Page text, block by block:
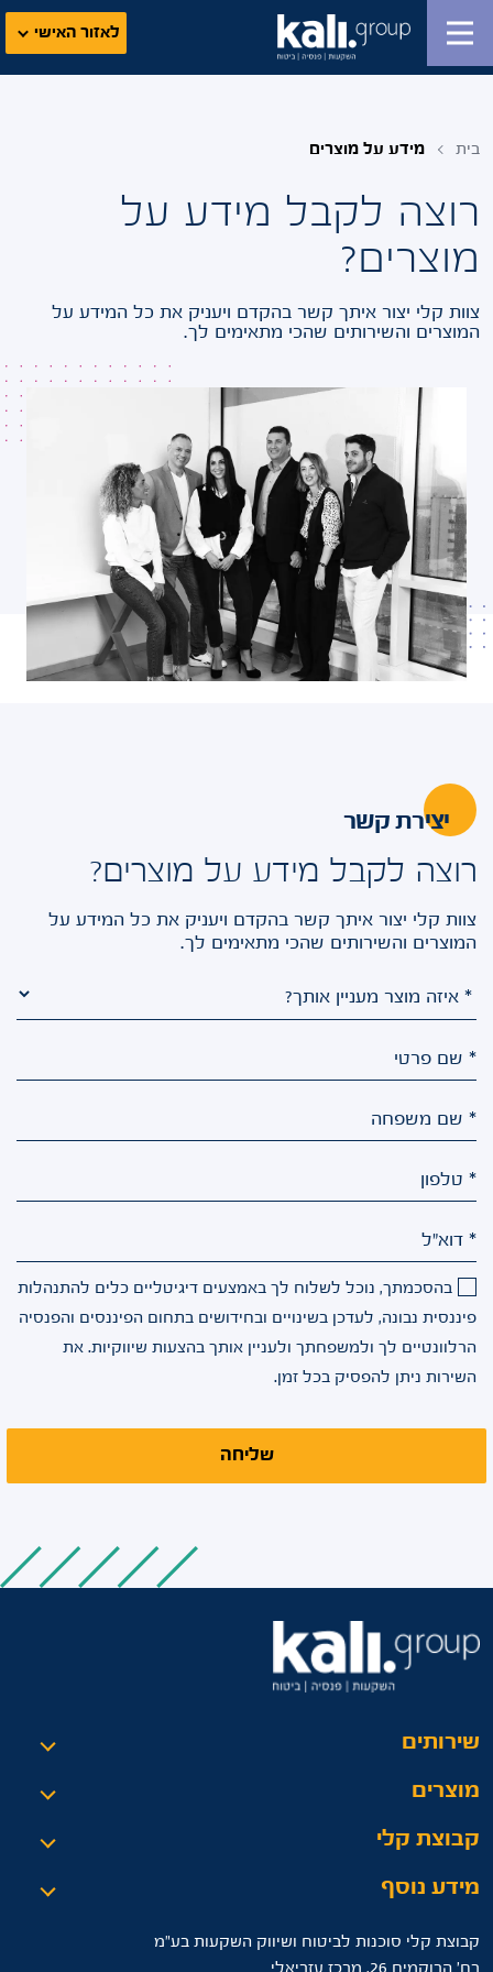
לאזור האישי
בית מידע על מוצרים
רוצה לקבל מידע על
מוצרים?
צוות קלי יצור איתך קשר בהקדם ויעניק את כל המידע על
המוצרים והשירותים שהכי מתאימים לך.
יצירת קשר
רוצה לקבל מידע על מוצרים?
צוות קלי יצור איתך קשר בהקדם ויעניק את כל המידע על
המוצרים והשירותים שהכי מתאימים לך.
* שם פרטי
* שם משפחה
* טלפון
* דוא"ל
בהסכמתך, נוכל לשלוח לך באמצעים דיגיטליים כלים להתנהלות
פיננסית נבונה, לעדכן בשינויים ובחידושים בתחום הפיננסים והפנסיה
הרלוונטיים לך ולמשפחתך ולעניין אותך בהצעות שיווקיות. את
השירות ניתן להפסיק בכל זמן.
שליחה
שירותים
מוצרים
קבוצת קלי
מידע נוסף
קבוצת קלי סוכנות לביטוח ושיווק השקעות בע"מ
רח’ הרוקמים 26, מרכז עזריאלי